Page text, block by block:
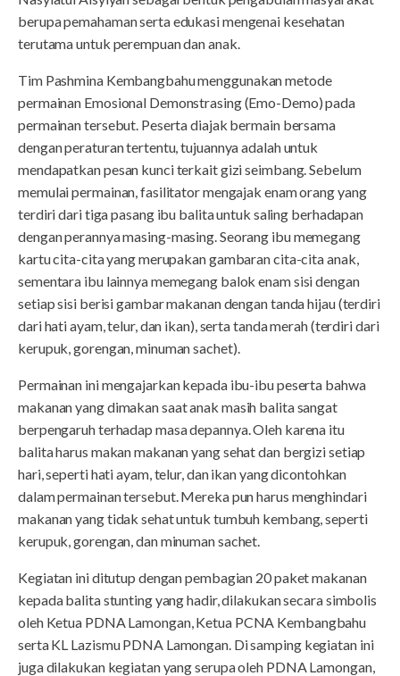
berupa pemahaman serta edukasi mengenai kesehatan
terutama untuk perempuan dan anak.
Tim Pashmina Kembangbahu menggunakan metode
permainan Emosional Demonstrasing (Emo-Demo) pada
permainan tersebut. Peserta diajak bermain bersama
dengan peraturan tertentu, tujuannya adalah untuk
mendapatkan pesan kunci terkait gizi seimbang. Sebelum
memulai permainan, fasilitator mengajak enam orang yang
terdiri dari tiga pasang ibu balita untuk saling berhadapan
dengan perannya masing-masing. Seorang ibu memegang
kartu cita-cita yang merupakan gambaran cita-cita anak,
sementara ibu lainnya memegang balok enam sisi dengan
setiap sisi berisi gambar makanan dengan tanda hijau (terdiri
dari hati ayam, telur, dan ikan), serta tanda merah (terdiri dari
kerupuk, gorengan, minuman sachet).
Permainan ini mengajarkan kepada ibu-ibu peserta bahwa
makanan yang dimakan saat anak masih balita sangat
berpengaruh terhadap masa depannya. Oleh karena itu
balita harus makan makanan yang sehat dan bergizi setiap
hari, seperti hati ayam, telur, dan ikan yang dicontohkan
dalam permainan tersebut. Mereka pun harus menghindari
makanan yang tidak sehat untuk tumbuh kembang, seperti
kerupuk, gorengan, dan minuman sachet.
Kegiatan ini ditutup dengan pembagian 20 paket makanan
kepada balita stunting yang hadir, dilakukan secara simbolis
oleh Ketua PDNA Lamongan, Ketua PCNA Kembangbahu
serta KL Lazismu PDNA Lamongan. Di samping kegiatan ini
juga dilakukan kegiatan yang serupa oleh PDNA Lamongan,